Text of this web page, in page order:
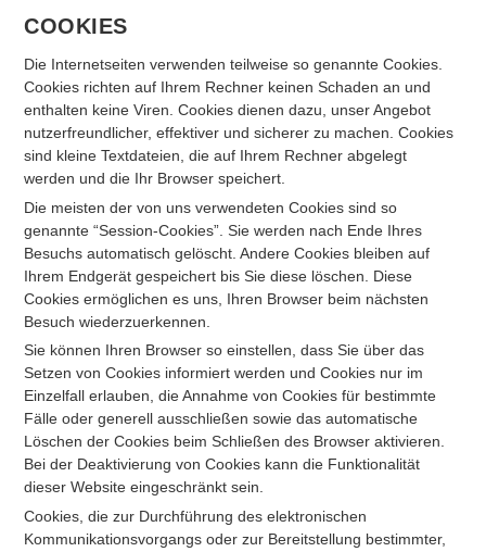
COOKIES
Die Internetseiten verwenden teilweise so genannte Cookies.
Cookies richten auf Ihrem Rechner keinen Schaden an und
enthalten keine Viren. Cookies dienen dazu, unser Angebot
nutzerfreundlicher, effektiver und sicherer zu machen. Cookies
sind kleine Textdateien, die auf Ihrem Rechner abgelegt
werden und die Ihr Browser speichert.
Die meisten der von uns verwendeten Cookies sind so
genannte “Session-Cookies”. Sie werden nach Ende Ihres
Besuchs automatisch gelöscht. Andere Cookies bleiben auf
Ihrem Endgerät gespeichert bis Sie diese löschen. Diese
Cookies ermöglichen es uns, Ihren Browser beim nächsten
Besuch wiederzuerkennen.
Sie können Ihren Browser so einstellen, dass Sie über das
Setzen von Cookies informiert werden und Cookies nur im
Einzelfall erlauben, die Annahme von Cookies für bestimmte
Fälle oder generell ausschließen sowie das automatische
Löschen der Cookies beim Schließen des Browser aktivieren.
Bei der Deaktivierung von Cookies kann die Funktionalität
dieser Website eingeschränkt sein.
Cookies, die zur Durchführung des elektronischen
Kommunikationsvorgangs oder zur Bereitstellung bestimmter,